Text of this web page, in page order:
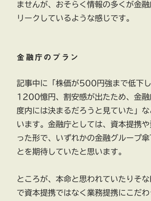
ませんが、おそらく情報の多くが金
リークしているような感じです。
金融庁のプラン
記事中に「株価が500円強まで低下
1200憶円、割安感が出たため、金
度内には決まるだろうと見ていた」
います。金融庁としては、資本提携
った形で、いずれかの金融グループ
とを期待していたと思います。
ところが、本命と思われていたりそ
で資本提携ではなく業務提携にこだ